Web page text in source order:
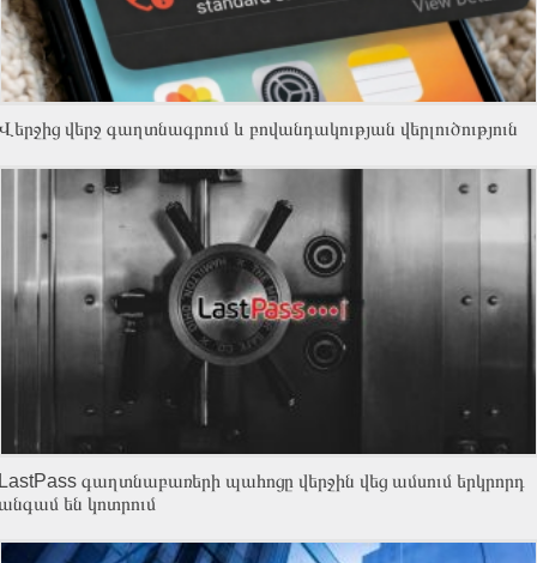
վերջ գաղտնագրում և բովանդակության վերլուծություն
գաղտնաբառերի պահոցը վերջին վեց ամսում երկրորդ
են կոտրում